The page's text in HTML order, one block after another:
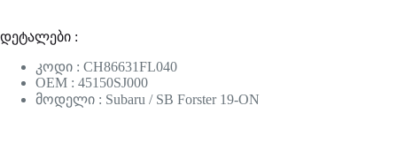
დეტალები :
კოდი : CH86631FL040
OEM : 45150SJ000
მოდელი : Subaru / SB Forster 19-ON